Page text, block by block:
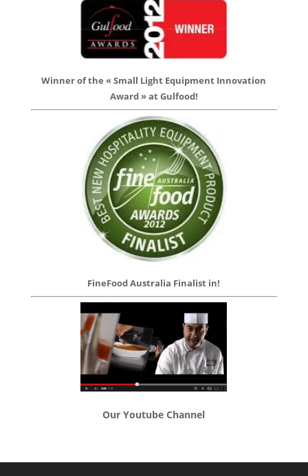
Winner of the « Small Light Equipment Innovation
Award » at Gulfood!
FineFood Australia Finalist in!
Our Youtube Channel